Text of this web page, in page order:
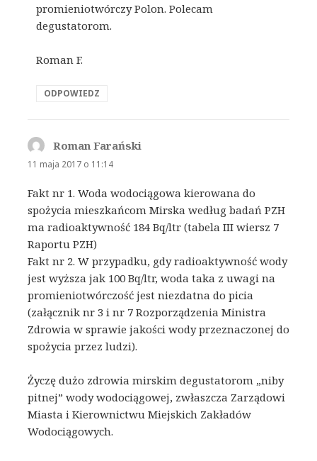
promieniotwórczy Polon. Polecam
degustatorom.
Roman F.
ODPOWIEDZ
Roman Farański
11 maja 2017 o 11:14
Fakt nr 1. Woda wodociągowa kierowana do
spożycia mieszkańcom Mirska według badań PZH
ma radioaktywność 184 Bq/ltr (tabela III wiersz 7
Raportu PZH)
Fakt nr 2. W przypadku, gdy radioaktywność wody
jest wyższa jak 100 Bq/ltr, woda taka z uwagi na
promieniotwórczość jest niezdatna do picia
(załącznik nr 3 i nr 7 Rozporządzenia Ministra
Zdrowia w sprawie jakości wody przeznaczonej do
spożycia przez ludzi).
Życzę dużo zdrowia mirskim degustatorom „niby
pitnej” wody wodociągowej, zwłaszcza Zarządowi
Miasta i Kierownictwu Miejskich Zakładów
Wodociągowych.